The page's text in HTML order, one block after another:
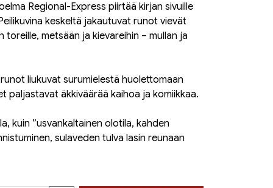
Regional-Express piirtää kirjan sivuille
keskeltä jakautuvat runot vievät
toreille, metsään ja kievareihin – mullan ja
liukuvat surumielestä huolettomaan
paljastavat äkkiväärää kaihoa ja komiikkaa.
kuin ”usvankaltainen olotila, kahden
sulaveden tulva lasin reunaan